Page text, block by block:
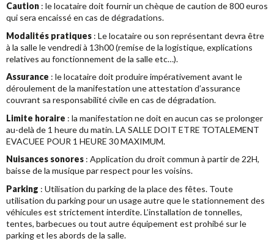
Caution : le locataire doit fournir un chèque de caution de 800 euros
qui sera encaissé en cas de dégradations.
Modalités pratiques : Le locataire ou son représentant devra être
à la salle le vendredi à 13h00 (remise de la logistique, explications
relatives au fonctionnement de la salle etc…).
Assurance : le locataire doit produire impérativement avant le
déroulement de la manifestation une attestation d’assurance
couvrant sa responsabilité civile en cas de dégradation.
Limite horaire : la manifestation ne doit en aucun cas se prolonger
au-delà de 1 heure du matin. LA SALLE DOIT ETRE TOTALEMENT
EVACUEE POUR 1 HEURE 30 MAXIMUM.
Nuisances sonores : Application du droit commun à partir de 22H,
baisse de la musique par respect pour les voisins.
Parking : Utilisation du parking de la place des fêtes. Toute
utilisation du parking pour un usage autre que le stationnement des
véhicules est strictement interdite. L’installation de tonnelles,
tentes, barbecues ou tout autre équipement est prohibé sur le
parking et les abords de la salle.